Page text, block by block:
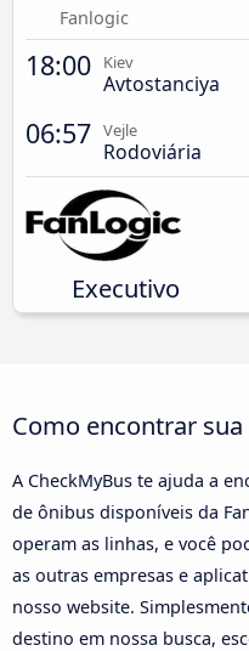
Fanlogic
18:00 Kiev
Avtostanciya
06:57 Vejle
Rodoviária
Executivo
Como encontrar
A CheckMyBus te ajuda a
de ônibus disponíveis da
operam as linhas, e você
as outras empresas e
nosso website.
destino em nossa busca,